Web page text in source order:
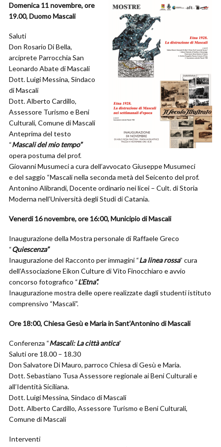
Domenica 11 novembre, ore
19.00, Duomo Mascali
Saluti
Don Rosario Di Bella,
arciprete Parrocchia San
Leonardo Abate di Mascali
Dott. Luigi Messina, Sindaco
di Mascali
Dott. Alberto Cardillo,
Assessore Turismo e Beni
Culturali, Comune di Mascali
Anteprima del testo
“Mascali del mio tempo”
opera postuma del prof.
Giovanni Musumeci a cura dell’avvocato Giuseppe Musumeci
e del saggio “Mascali nella seconda metà del Seicento del prof.
Antonino Alibrandi, Docente ordinario nei licei – Cult. di Storia
Moderna nell’Università degli Studi di Catania.
Venerdi 16 novembre, ore 16:00, Municipio di Mascali
Inaugurazione della Mostra personale di Raffaele Greco
“Quiescenza”
Inaugurazione del Racconto per immagini “La linea rossa” cura
dell’Associazione Eikon Culture di Vito Finocchiaro e avvio
concorso fotografico “L’Etna”.
Inaugurazione mostra delle opere realizzate dagli studenti istituto
comprensivo “Mascali”.
Ore 18:00, Chiesa Gesù e Maria in Sant’Antonino di Mascali
Conferenza “Mascali: La città antica”
Saluti ore 18.00 – 18.30
Don Salvatore Di Mauro, parroco Chiesa di Gesù e Maria.
Dott. Sebastiano Tusa Assessore regionale ai Beni Culturali e
all’Identità Siciliana.
Dott. Luigi Messina, Sindaco di Mascali
Dott. Alberto Cardillo, Assessore Turismo e Beni Culturali,
Comune di Mascali
Interventi